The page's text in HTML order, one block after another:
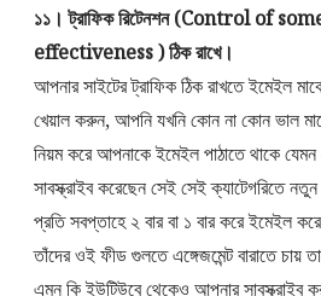
১১। ট্রাফিক রিটেনশন (Control of
effectiveness ) ঠিক রাখে।
আপনার সাইটের ট্রাফিক ঠিক রাখতে ইমেইল
খেয়াল করুন, আপনি যখনি কোন না কোন ভাল
নিয়ম করে আপনাকে ইমেইল পাঠাতে থাকে
সাবস্ক্রাইব করেছেন সেই সেই ক্যাটেগরিতে
প্রতি সবপ্তাহে ২ বার বা ১ বার করে ইমেইল
তাঁদের ওই ফীড গুলতে এঙ্গেজমেন্ট বারাতে চায়
এমন কি ইউটিউবে থেকেও আপনার সাবস্ক্রাইব